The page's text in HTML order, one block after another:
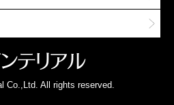
Co.,Ltd. All rights reserved.